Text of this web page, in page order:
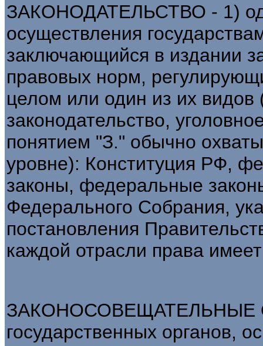
ЗАКОНОДАТЕЛЬСТВО - 1)
осуществления
заключающийся в издании
правовых норм,
целом или один из их видов
законодательство,
понятием "З." обычно
уровне): Конституция РФ,
законы, федеральные
Федерального Собрания,
постановления
каждой отрасли права
ЗАКОНОСОВЕЩАТЕЛЬНЫЕ
государственных органов,